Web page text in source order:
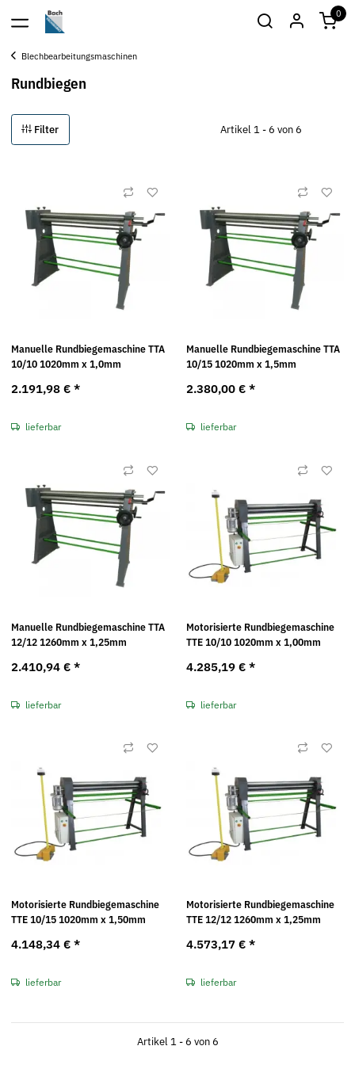
0
Blechbearbeitungsmaschinen
Rundbiegen
Filter Artikel 1 - 6 von 6
Manuelle Rundbiegemaschine TTA
10/10 1020mm x 1,0mm
2.191,98 € *
lieferbar
Manuelle Rundbiegemaschine TTA
10/15 1020mm x 1,5mm
2.380,00 € *
lieferbar
Manuelle Rundbiegemaschine TTA
12/12 1260mm x 1,25mm
2.410,94 € *
lieferbar
Motorisierte Rundbiegemaschine
TTE 10/10 1020mm x 1,00mm
4.285,19 € *
lieferbar
Motorisierte Rundbiegemaschine
TTE 10/15 1020mm x 1,50mm
4.148,34 € *
lieferbar
Motorisierte Rundbiegemaschine
TTE 12/12 1260mm x 1,25mm
4.573,17 € *
lieferbar
Artikel 1 - 6 von 6